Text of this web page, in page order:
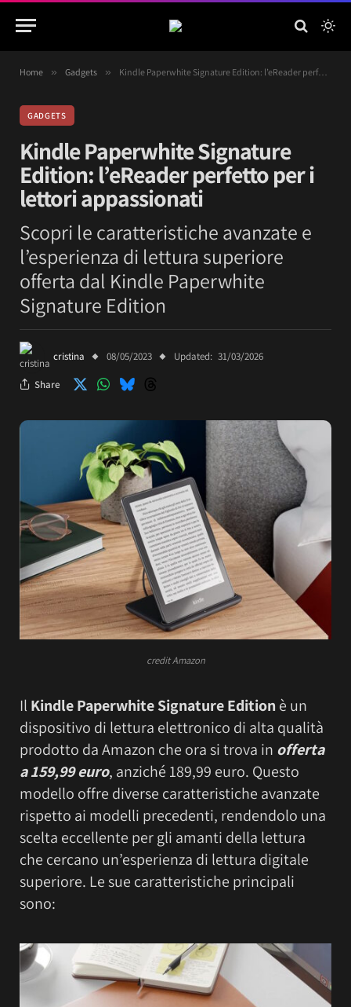
Home » Gadgets » Kindle Paperwhite Signature Edition: l’eReader perfetto per i lettori appassionati
GADGETS
Kindle Paperwhite Signature
Edition: l’eReader perfetto per i
lettori appassionati
Scopri le caratteristiche avanzate e
l’esperienza di lettura superiore
offerta dal Kindle Paperwhite
Signature Edition
cristina 08/05/2023 Updated: 31/03/2026
Share
credit Amazon
Il Kindle Paperwhite Signature Editionè un
dispositivo di lettura elettronico di alta qualità
prodotto da Amazon che ora si trova in offerta
a 159,99 euro, anziché 189,99 euro. Questo
modello offre diverse caratteristiche avanzate
rispetto ai modelli precedenti, rendendolo una
scelta eccellente per gli amanti della lettura
che cercano un’esperienza di lettura digitale
superiore. Le sue caratteristiche principali
sono: